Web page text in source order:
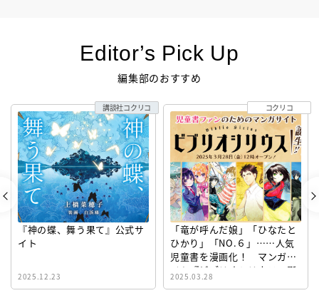
Editor’s Pick Up
編集部のおすすめ
「竜が呼んだ娘」「ひなたと
ひかり」「NO.６」……人気
生！
2025.03.28
コクリコ
ぎょうざが いなくなり さ
がしています 公式サイト
2024.03.06
えほん通信